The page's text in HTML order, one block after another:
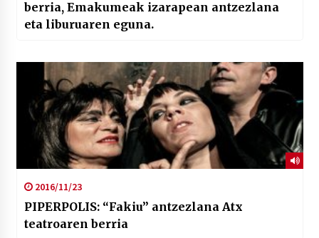
berria, Emakumeak izarapean antzezlana
eta liburuaren eguna.
2016/11/23
PIPERPOLIS: “Fakiu” antzezlana Atx
teatroaren berria